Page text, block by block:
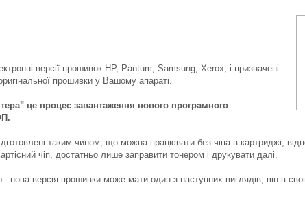
версії прошивок HP, Pantum, Samsung, Xerox, і призначені
прошивки у Вашому апараті.
це процес завантаження нового програмного
таким чином, що можна працювати без чіпа в картриджі,
чіп, достатньо лише заправити тонером і друкувати далі.
нова версія прошивки може мати один з наступних виглядів, він в